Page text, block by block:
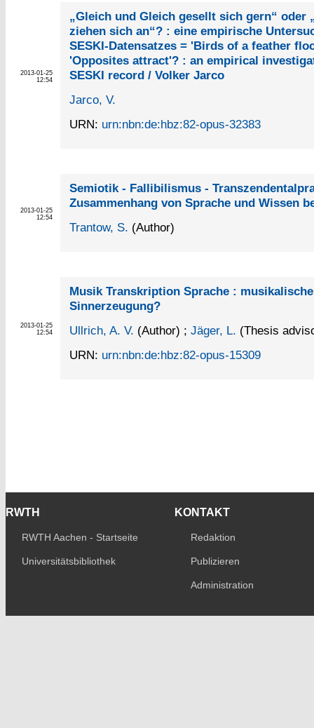
2013-01-25
12:54
„Gleich und Gleich gesellt sich gern“ oder
ziehen sich an“? : eine empirische
SESKI-Datensatzes = 'Birds of a feather
'Opposites attract'? : an empirical
SESKI record / Volker Jarco
Jarco, V.
URN: urn:nbn:de:hbz:82-opus-32383
2013-01-25
12:54
Semiotik - Fallibilismus -
Zusammenhang von Sprache und Wissen
Trantow, S. (Author)
2013-01-25
12:54
Musik Transkription Sprache :
Sinnerzeugung?
Ullrich, A. V. (Author) ; Jäger, L. (Thesis
URN: urn:nbn:de:hbz:82-opus-15309
RWTH
RWTH Aachen - Startseite
Universitätsbibliothek
KONTAKT
Redaktion
Publizieren
Administration